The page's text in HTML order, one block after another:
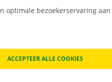
optimale bezoekerservaring
ACCEPTEER ALLE COOKIES